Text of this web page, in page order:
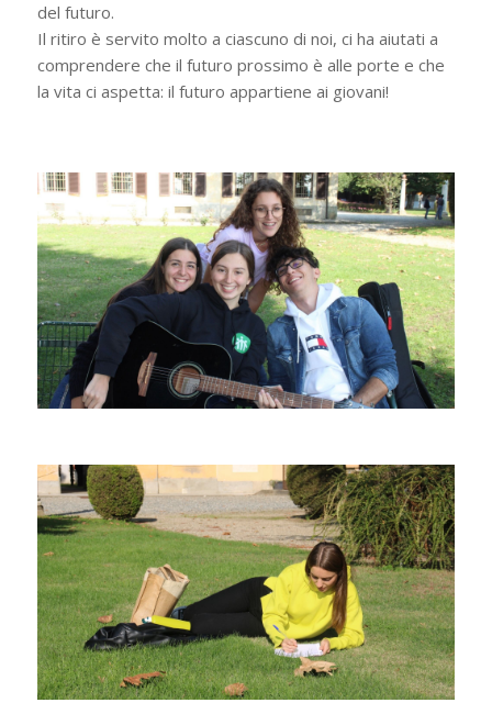
del futuro.
Il ritiro è servito molto a ciascuno di noi, ci ha aiutati a
comprendere che il futuro prossimo è alle porte e che
la vita ci aspetta: il futuro appartiene ai giovani!